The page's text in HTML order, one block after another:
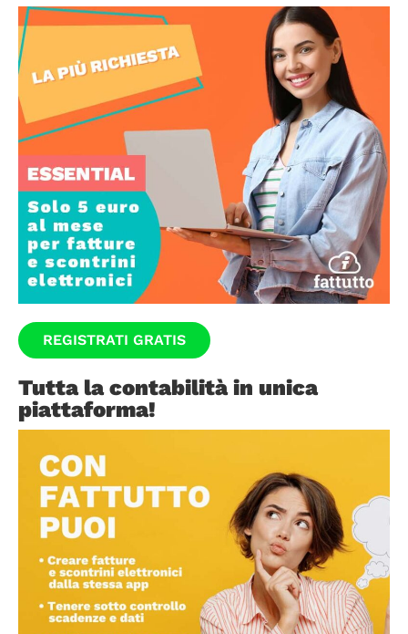
REGISTRATI GRATIS
Tutta la contabilità in unica
piattaforma!